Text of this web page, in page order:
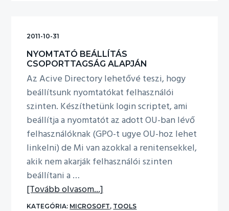
2011-10-31
NYOMTATÓ BEÁLLÍTÁS
CSOPORTTAGSÁG ALAPJÁN
Az Acive Directory lehetővé teszi, hogy
beállítsunk nyomtatókat felhasználói
szinten. Készíthetünk login scriptet, ami
beállítja a nyomtatót az adott OU-ban lévő
felhasználóknak (GPO-t ugye OU-hoz lehet
linkelni) de Mi van azokkal a renitensekkel,
akik nem akarják felhasználói szinten
beállítani a …
[Tovább olvasom...]about
Nyomtató
KATEGÓRIA: MICROSOFT, TOOLS